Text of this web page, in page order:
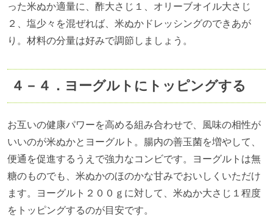
った米ぬか適量に、酢大さじ１、オリーブオイル大さじ
２、塩少々を混ぜれば、米ぬかドレッシングのできあが
り。材料の分量は好みで調節しましょう。
４－４．ヨーグルトにトッピングする
お互いの健康パワーを高める組み合わせで、風味の相性が
いいのが米ぬかとヨーグルト。腸内の善玉菌を増やして、
便通を促進するうえで強力なコンビです。ヨーグルトは無
糖のものでも、米ぬかのほのかな甘みでおいしくいただけ
ます。ヨーグルト２００ｇに対して、米ぬか大さじ１程度
をトッピングするのが目安です。